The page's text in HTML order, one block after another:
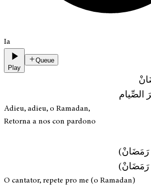
Ia
Play
Queue
الصِّيام
Adieu, adieu, o Ramadan,
Retorna a nos con pardono
رَمَضَانْ)
رَمَضَانْ)
O cantator, repete pro me (o Ramadan)